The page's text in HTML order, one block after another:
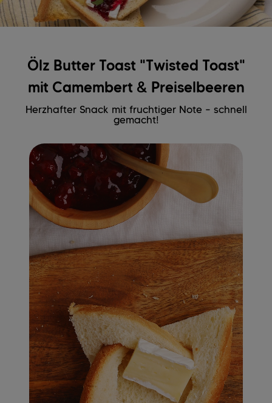
Ölz Butter Toast "Twisted Toast"
mit Camembert & Preiselbeeren
Herzhafter Snack mit fruchtiger Note – schnell
gemacht!